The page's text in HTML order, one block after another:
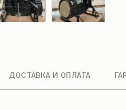
ДОСТАВКА И ОПЛАТА